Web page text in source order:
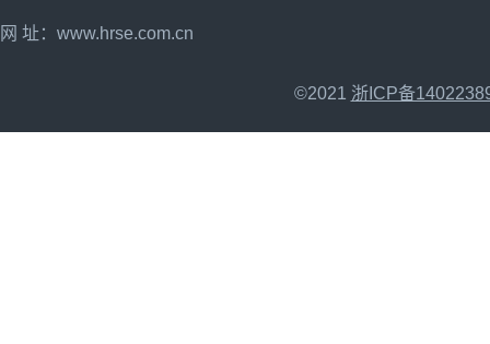
网 址： www.hrse.com.cn
©2021 浙ICP备